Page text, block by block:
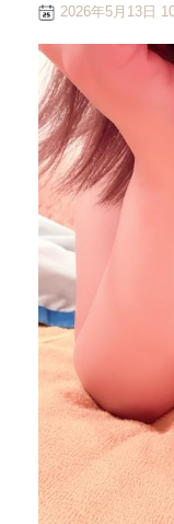
2026年5月13日